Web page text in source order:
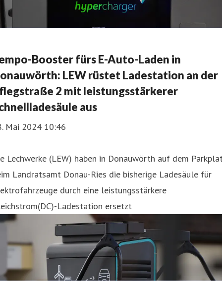
Booster fürs E-Auto-Laden in
LEW rüstet Ladestation an der
2 mit leistungsstärkerer
aus
Mai 2024 10:46
Lechwerke (LEW) haben in Donauwörth auf dem
Landratsamt Donau-Ries die bisherige Ladesäule für
durch eine leistungsstärkere
Ladestation ersetzt